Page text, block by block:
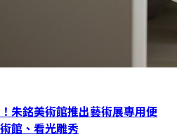
朱銘美術館推出藝術展專用便
館、看光雕秀